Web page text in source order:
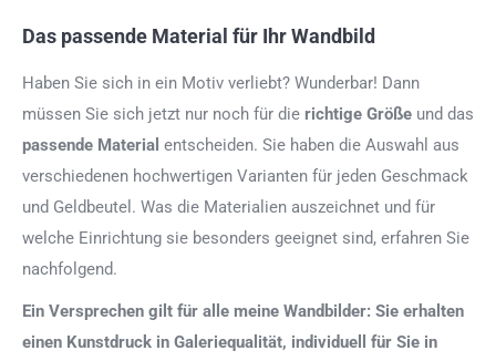
Das passende Material für Ihr Wandbild
Haben Sie sich in ein Motiv verliebt? Wunderbar! Dann
müssen Sie sich jetzt nur noch für die richtige Größe und das
passende Material entscheiden. Sie haben die Auswahl aus
verschiedenen hochwertigen Varianten für jeden Geschmack
und Geldbeutel. Was die Materialien auszeichnet und für
welche Einrichtung sie besonders geeignet sind, erfahren Sie
nachfolgend.
Ein Versprechen gilt für alle meine Wandbilder: Sie erhalten
einen Kunstdruck in Galeriequalität, individuell für Sie in